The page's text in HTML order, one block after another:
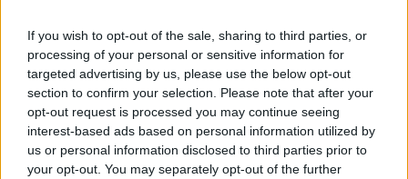
If you wish to opt-out of the sale, sharing to third parties, or
processing of your personal or sensitive information for
targeted advertising by us, please use the below opt-out
section to confirm your selection. Please note that after your
opt-out request is processed you may continue seeing
interest-based ads based on personal information utilized by
us or personal information disclosed to third parties prior to
your opt-out. You may separately opt-out of the further
ΓΝΩΜΕΣ
Στον Ιωσήφ (Μέρος Ε’)
28/07/2026 - 9:33πμ